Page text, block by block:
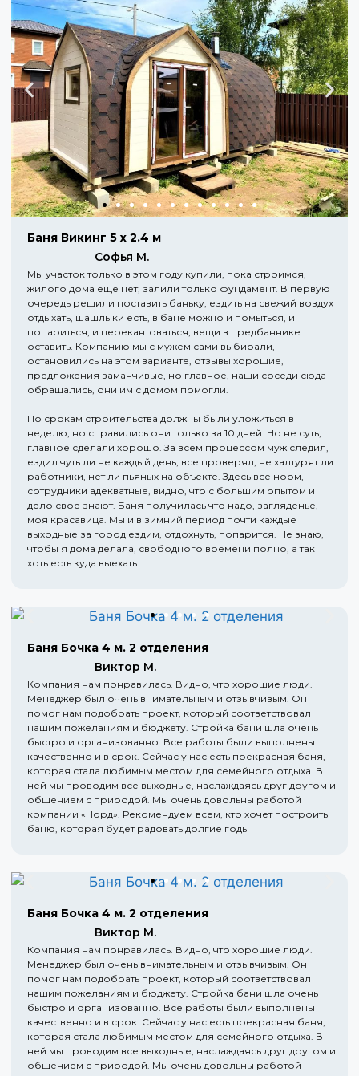
Баня Викинг 5 х 2.4 м
Софья М.
Мы участок только в этом году купили, пока строимся,
жилого дома еще нет, залили только фундамент. В первую
очередь решили поставить баньку, ездить на свежий воздух
отдыхать, шашлыки есть, в бане можно и помыться, и
попариться, и перекантоваться, вещи в предбаннике
оставить. Компанию мы с мужем сами выбирали,
остановились на этом варианте, отзывы хорошие,
предложения заманчивые, но главное, наши соседи сюда
обращались, они им с домом помогли.
По срокам строительства должны были уложиться в
неделю, но справились они только за 10 дней. Но не суть,
главное сделали хорошо. За всем процессом муж следил,
ездил чуть ли не каждый день, все проверял, не халтурят ли
работники, нет ли пьяных на объекте. Здесь все норм,
сотрудники адекватные, видно, что с большим опытом и
дело свое знают. Баня получилась что надо, загляденье,
моя красавица. Мы и в зимний период почти каждые
выходные за город ездим, отдохнуть, попарится. Не знаю,
чтобы я дома делала, свободного времени полно, а так
хоть есть куда выехать.
Баня Бочка 4 м. 2 отделения
Виктор М.
Компания нам понравилась. Видно, что хорошие люди.
Менеджер был очень внимательным и отзывчивым. Он
помог нам подобрать проект, который соответствовал
нашим пожеланиям и бюджету. Стройка бани шла очень
быстро и организованно. Все работы были выполнены
качественно и в срок. Сейчас у нас есть прекрасная баня,
которая стала любимым местом для семейного отдыха. В
ней мы проводим все выходные, наслаждаясь друг другом и
общением с природой. Мы очень довольны работой
компании «Норд». Рекомендуем всем, кто хочет построить
баню, которая будет радовать долгие годы
Баня Бочка 4 м. 2 отделения
Виктор М.
Компания нам понравилась. Видно, что хорошие люди.
Менеджер был очень внимательным и отзывчивым. Он
помог нам подобрать проект, который соответствовал
нашим пожеланиям и бюджету. Стройка бани шла очень
быстро и организованно. Все работы были выполнены
качественно и в срок. Сейчас у нас есть прекрасная баня,
которая стала любимым местом для семейного отдыха. В
ней мы проводим все выходные, наслаждаясь друг другом и
общением с природой. Мы очень довольны работой